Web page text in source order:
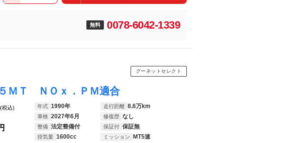
無料 0078-6042-1339
グーネットセレクト
Ｔ ＮＯｘ．ＰＭ適合
(税込) 年式 1990年 走行距離 8.6万km
車検 2027年6月 修復歴 なし
整備 法定整備付 保証付 保証無
排気量 1600cc ミッション MT5速